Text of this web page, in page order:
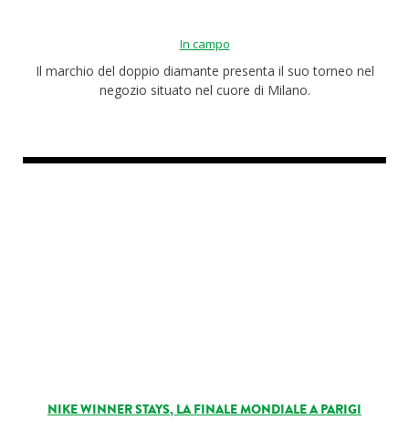
In campo
Il marchio del doppio diamante presenta il suo torneo nel
negozio situato nel cuore di Milano.
NIKE WINNER STAYS, LA FINALE MONDIALE A PARIGI